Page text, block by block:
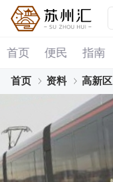
首页 便民 指南
首页 资料 高新区